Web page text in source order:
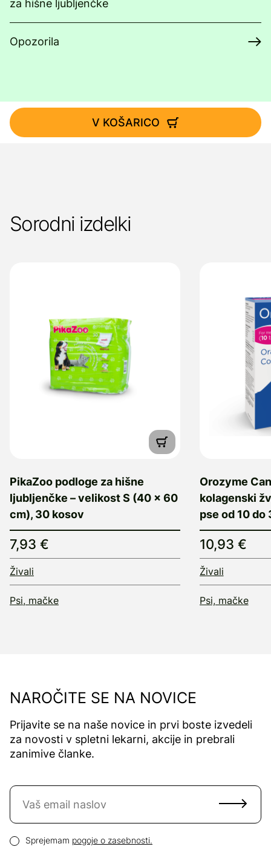
za hišne ljubljenčke
Opozorila
V KOŠARICO
Sorodni izdelki
PikaZoo podloge za hišne
ljubljenčke – velikost S (40 x 60
cm), 30 kosov
7,93 €
Živali
Psi, mačke
Orozyme
kolagenski
pse od 10 do
10,93 €
Živali
Psi, mačke
NAROČITE SE NA NOVICE
Prijavite se na naše novice in prvi boste izvedeli
za novosti v spletni lekarni, akcije in prebrali
zanimive članke.
Naročite se na novice
Pogoji zasebnosti
Sprejemam pogoje o zasebnosti.